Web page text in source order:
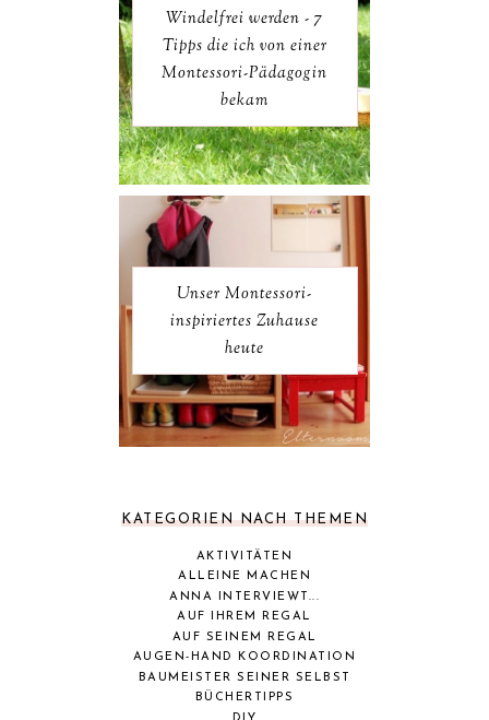
Windelfrei werden - 7
Tipps die ich von einer
Montessori-Pädagogin
bekam
Unser Montessori-
inspiriertes Zuhause
heute
KATEGORIEN NACH THEMEN
AKTIVITÄTEN
ALLEINE MACHEN
ANNA INTERVIEWT...
AUF IHREM REGAL
AUF SEINEM REGAL
AUGEN-HAND KOORDINATION
BAUMEISTER SEINER SELBST
BÜCHERTIPPS